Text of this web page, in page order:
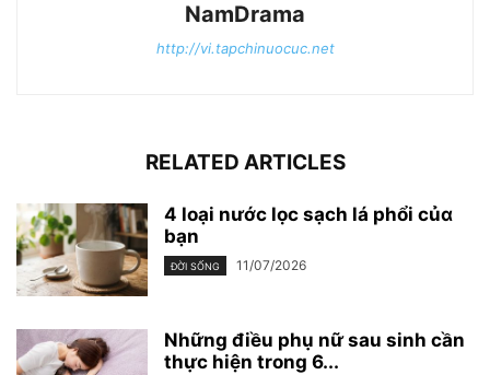
NamDrama
http://vi.tapchinuocuc.net
RELATED ARTICLES
4 loại nước lọc sạch lá phổi củɑ
bạn
ĐỜI SỐNG 11/07/2026
Những điều phụ nữ sau sinh cần
thực hiện trong 6...